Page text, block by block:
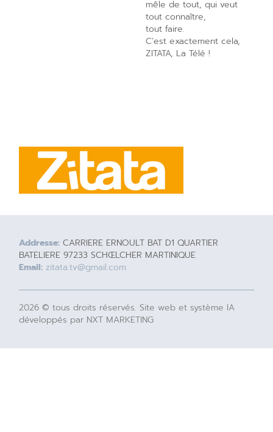
mêle de tout, qui veut
tout connaître,
tout faire.
C’est exactement cela,
ZITATA, La Télé !
Addresse: CARRIERE ERNOULT BAT D1 QUARTIER
BATELIERE 97233 SCHŒLCHER MARTINIQUE
Email: zitata.tv@gmail.com
2026 © tous droits réservés. Site web et système IA
développés par NXT MARKETING